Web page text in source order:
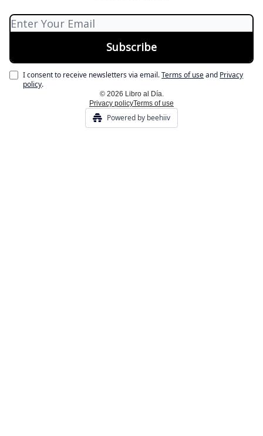
I consent to receive newsletters via email.Terms of useand Privacy
policy.
© 2026 Libro al Día.
Privacy policyTerms of use
Powered by beehiiv